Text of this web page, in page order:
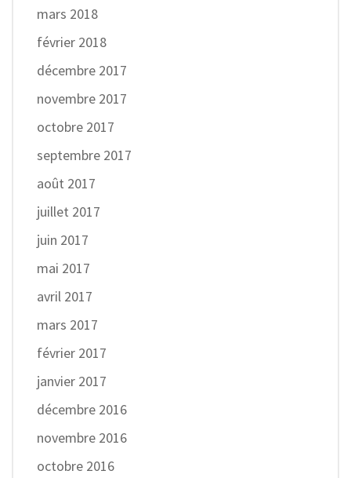
mars 2018
février 2018
décembre 2017
novembre 2017
octobre 2017
septembre 2017
août 2017
juillet 2017
juin 2017
mai 2017
avril 2017
mars 2017
février 2017
janvier 2017
décembre 2016
novembre 2016
octobre 2016